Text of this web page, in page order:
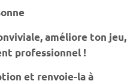
améliore ton jeu,
professionnel !
et renvoie-la à